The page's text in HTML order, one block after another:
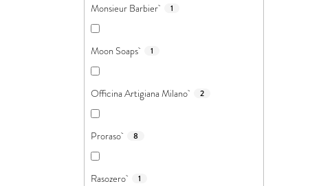
Monsieur Barbier 1
Moon Soaps 1
Officina Artigiana Milano 2
Proraso 8
Rasozero 1